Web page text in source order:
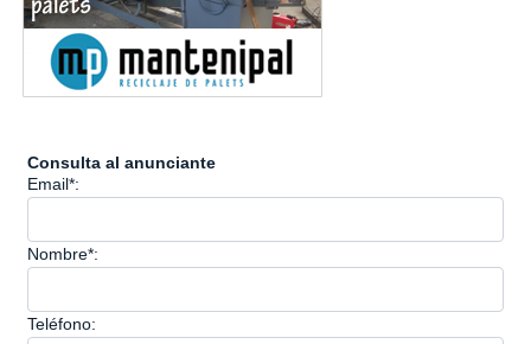
Consulta al anunciante
Email*:
Nombre*:
Teléfono: